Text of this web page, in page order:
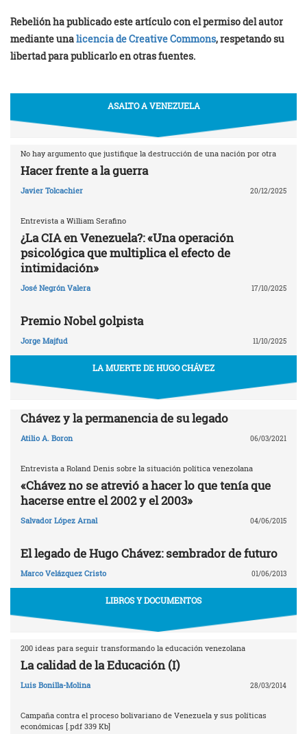
Rebelión ha publicado este artículo con el permiso del autor
mediante unalicencia de Creative Commons, respetando su
libertad para publicarlo en otras fuentes.
ASALTO A VENEZUELA
No hay argumento que justifique la destrucción de una nación por otra
Hacer frente a la guerra
Javier Tolcachier 20/12/2025
Entrevista a William Serafino
¿La CIA en Venezuela?: «Una operación
psicológica que multiplica el efecto de
intimidación»
José Negrón Valera 17/10/2025
Premio Nobel golpista
Jorge Majfud 11/10/2025
LA MUERTE DE HUGO CHÁVEZ
Chávez y la permanencia de su legado
Atilio A. Boron 06/03/2021
Entrevista a Roland Denis sobre la situación política venezolana
«Chávez no se atrevió a hacer lo que tenía que
hacerse entre el 2002 y el 2003»
Salvador López Arnal 04/06/2015
El legado de Hugo Chávez: sembrador de futuro
Marco Velázquez Cristo 01/06/2013
LIBROS Y DOCUMENTOS
200 ideas para seguir transformando la educación venezolana
La calidad de la Educación (I)
Luis Bonilla-Molina 28/03/2014
Campaña contra el proceso bolivariano de Venezuela y sus políticas
económicas [.pdf 339 Kb]